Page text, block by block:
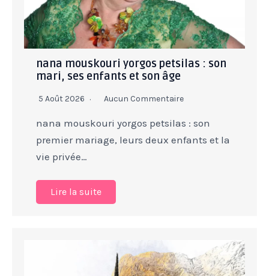
nana mouskouri yorgos petsilas : son
mari, ses enfants et son âge
5 Août 2026 Aucun Commentaire
nana mouskouri yorgos petsilas : son
premier mariage, leurs deux enfants et la
vie privée…
Lire la suite